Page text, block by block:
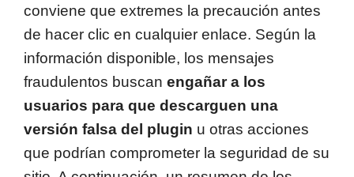
conviene que extremes la precaución antes
de hacer clic en cualquier enlace. Según la
información disponible, los mensajes
fraudulentos buscan engañar a los
usuarios para que descarguen una
versión falsa del plugin u otras acciones
que podrían comprometer la seguridad de su